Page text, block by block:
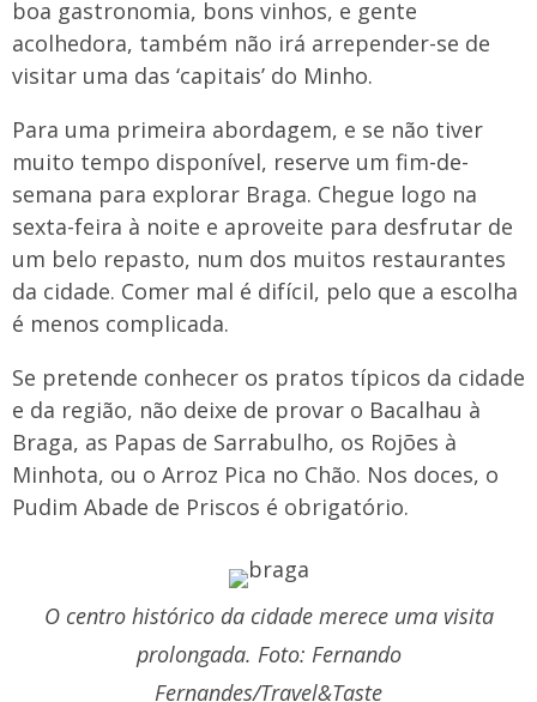
boa gastronomia, bons vinhos, e gente
acolhedora, também não irá arrepender-se de
visitar uma das ‘capitais’ do Minho.
Para uma primeira abordagem, e se não tiver
muito tempo disponível, reserve um fim-de-
semana para explorar Braga. Chegue logo na
sexta-feira à noite e aproveite para desfrutar de
um belo repasto, num dos muitos restaurantes
da cidade. Comer mal é difícil, pelo que a escolha
é menos complicada.
Se pretende conhecer os pratos típicos da cidade
e da região, não deixe de provar o Bacalhau à
Braga, as Papas de Sarrabulho, os Rojões à
Minhota, ou o Arroz Pica no Chão. Nos doces, o
Pudim Abade de Priscos é obrigatório.
O centro histórico da cidade merece uma visita
prolongada. Foto: Fernando
Fernandes/Travel&Taste